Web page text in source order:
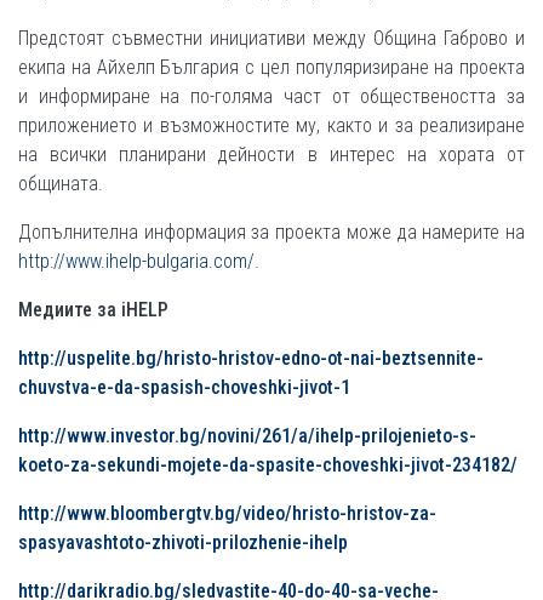
Предстоят съвместни инициативи между Община Габрово и
екипа на Айхелп България с цел популяризиране на проекта
и информиране на по-голяма част от обществеността за
приложението и възможностите му, както и за реализиране
на всички планирани дейности в интерес на хората от
общината.
Допълнителна информация за проекта може да намерите на
http://www.ihelp-bulgaria.com/.
Медиите за iHELP
http://uspelite.bg/hristo-hristov-edno-ot-nai-beztsennite-
chuvstva-e-da-spasish-choveshki-jivot-1
http://www.investor.bg/novini/261/a/ihelp-prilojenieto-s-
koeto-za-sekundi-mojete-da-spasite-choveshki-jivot-234182/
http://www.bloombergtv.bg/video/hristo-hristov-za-
spasyavashtoto-zhivoti-prilozhenie-ihelp
http://darikradio.bg/sledvastite-40-do-40-sa-veche-